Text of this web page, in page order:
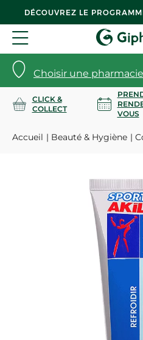
DÉCOUVREZ LE
Choisir une pharmacie
CLICK &
COLLECT
VOUS
Accueil Beauté & Hygiène